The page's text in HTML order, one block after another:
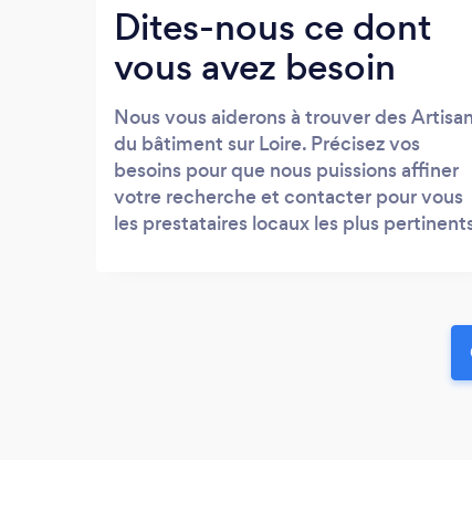
Dites-nous ce dont
vous avez besoin
Nous vous aiderons à trouver des
du bâtiment sur Loire. Précisez vos
besoins pour que nous puissions affiner
votre recherche et contacter pour vous
les prestataires locaux les plus